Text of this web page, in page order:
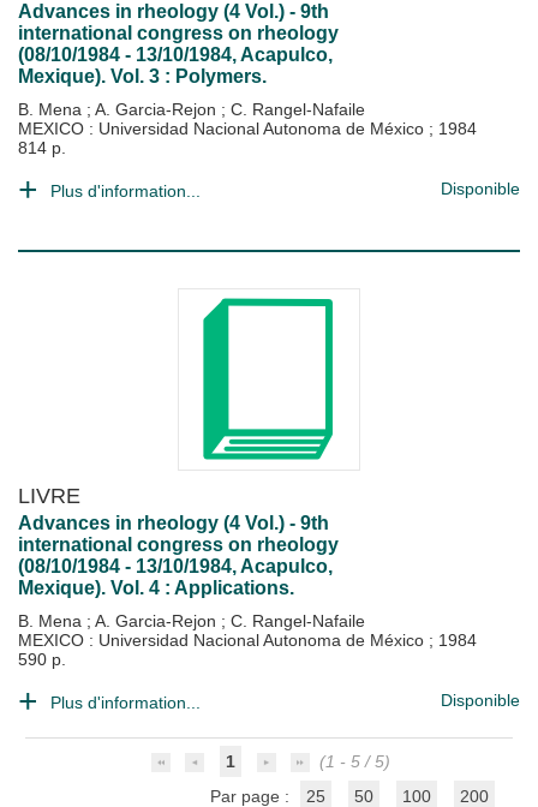
Advances in rheology (4 Vol.) - 9th
international congress on rheology
(08/10/1984 - 13/10/1984, Acapulco,
Mexique). Vol. 3 : Polymers.
B. Mena ; A. Garcia-Rejon ; C. Rangel-Nafaile
MEXICO : Universidad Nacional Autonoma de México ; 1984
814 p.
Plus d'information... Disponible
LIVRE
Advances in rheology (4 Vol.) - 9th
international congress on rheology
(08/10/1984 - 13/10/1984, Acapulco,
Mexique). Vol. 4 : Applications.
B. Mena ; A. Garcia-Rejon ; C. Rangel-Nafaile
MEXICO : Universidad Nacional Autonoma de México ; 1984
590 p.
Plus d'information... Disponible
1
(1 - 5 / 5)
Par page :
25 50 100 200